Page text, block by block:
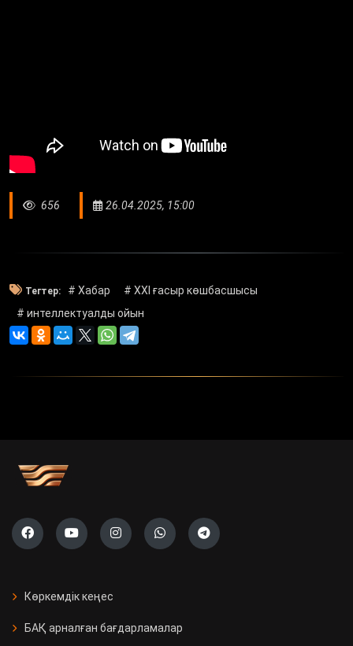
656 26.04.2025, 15:00
Тегтер: # Хабар
# XXI ғасыр көшбасшысы
# интеллектуалды ойын
Көркемдік кеңес
БАҚ арналған бағдарламалар